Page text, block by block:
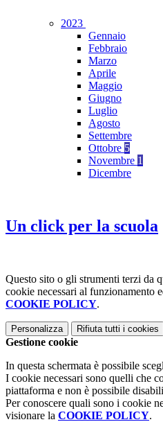
2023
Gennaio
Febbraio
Marzo
Aprile
Maggio
Giugno
Luglio
Agosto
Settembre
Ottobre 5
Novembre 1
Dicembre
Un click per la scuola
Questo sito o gli strumenti terzi da
cookie necessari al funzionamento
COOKIE POLICY.
Personalizza Rifiuta tutti i cookies
Gestione cookie
In questa schermata è possibile
I cookie necessari sono quelli che
piattaforma e non è possibile
Per conoscere quali sono i cookie
visionare la COOKIE POLICY.